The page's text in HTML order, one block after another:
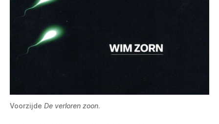
Voorzijde De verloren zoon.